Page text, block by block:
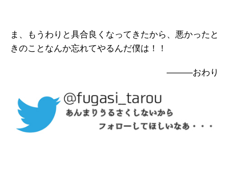
ま、もうわりと具合良くなってきたから、悪かったと
きのことなんか忘れてやるんだ僕は！！
―――おわり